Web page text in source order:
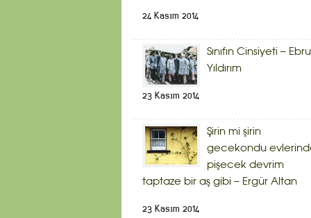
24 Kasım 2014
Sınıfın Cinsiyeti – Ebru
Yıldırım
23 Kasım 2014
Şirin mi şirin
gecekondu
pişecek devrim
taptaze bir aş gibi – Ergür Altan
23 Kasım 2014